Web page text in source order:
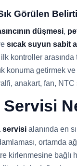
Görülen
düşmesi,
sıcak suyun sabit
kontroller arasında
konuma getirmek
anakart, fan,
Servisi
servisi alanında en
ortamda
kirlenmesine bağlı